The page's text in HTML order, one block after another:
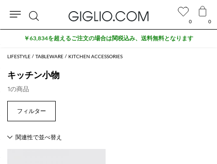
LIFESTYLE TABLEWARE KITCHEN ACCESSORIES
キッチン小物
1の商品
0 0
検
索
￥63,834を超えるご注文の場合は関税込み、送料無料となります